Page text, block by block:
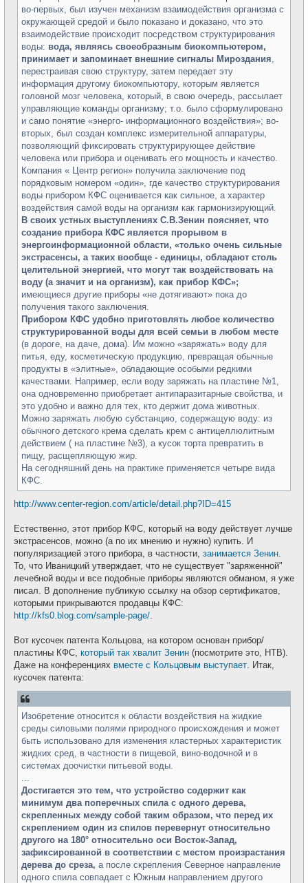
во-первых, был изучен механизм взаимодействия организма с
окружающей средой и было показано и доказано, что это
взаимодействие происходит посредством структурирования
воды: вода, являясь своеобразным биокомпьютером,
принимает и запоминает внешние сигналы Мироздания
перестраивая свою структуру, затем передает эту
информация другому биокомпьютору, которым является
головной мозг человека, который, в свою очередь, рассылает
управляющие команды организму; т.о. было сформулировано
и само понятие «энерго- информационного воздействия»; во-
вторых, был создан комплекс измерительной аппаратуры,
позволяющий фиксировать структурирующее действие
человека или прибора и оценивать его мощность и качество.
Компания « Центр регион» получила заключение под
порядковым номером «один», где качество структурирования
воды прибором КФС оценивается как сильное, а характер
воздействия самой воды на организм как гармонизирующий.
В своих устных выступлениях С.В.Зенин поясняет, что
создание прибора КФС является прорывом в
энергоинформационной области, «только очень сильные
экстрасенсы, а таких вообще - единицы, обладают столь
целительной энергией, что могут так воздействовать на
воду (а значит и на организм), как прибор КФС»;
имеющиеся другие приборы «не дотягивают» пока до
получения такого заключения.
Прибором КФС удобно приготовлять любое количество
структурированной воды для всей семьи в любом месте
(в дороге, на даче, дома). Им можно «заряжать» воду для
питья, еду, косметическую продукцию, превращая обычные
продукты в «элитные», обладающие особыми редкими
качествами. Например, если воду заряжать на пластине №1,
она одновременно приобретает антипаразитарные свойства, и
это удобно и важно для тех, кто держит дома животных.
Можно заряжать любую субстанцию, содержащую воду: из
обычного детского крема сделать крем с антицеллюлитным
действием ( на пластине №3), а кусок торта превратить в
пищу, расщепляющую жир.
На сегодняшний день на практике применяется четыре вида
КФС.
http://www.center-region.com/article/detail.php?ID=415
Естественно, этот прибор КФС, который на воду действует лучше
экстрасенсов, можно (а по их мнению и нужно) купить. И
популяризацией этого прибора, в частности, занимается Зенин
То, что Иваницкий утверждает, что не существует "заряженной"
лечебной воды и все подобные приборы являются обманом, я уже
писал. В дополнение публикую ссылку на обзор сертификатов,
которыми прикрываются продавцы КФС:
http://kfs0.blog.com/sample-page/
Вот кусочек патента Кольцова, на котором основан прибор/
пластины КФС, который так хвалит Зенин (посмотрите это, НТВ).
Даже на конференциях вместе с Кольцовым выступает . Итак,
кусочек патента:
Изобретение относится к области воздействия на жидкие
среды силовыми полями природного происхождения и может
быть использовано для изменения кластерных характеристик
жидких сред, в частности в пищевой, вино-водочной и в
системах доочистки питьевой воды.
Достигается это тем, что устройство содержит как
минимум два поперечных спила с одного дерева,
скрепленных между собой таким образом, что перед их
скреплением один из спилов перевернут относительно
другого на 180° относительно оси Восток-Запад,
зафиксированной в соответствии с местом произрастания
дерева до среза, а после скрепления Северное направление
одного спила совпадает с Южным направлением другого